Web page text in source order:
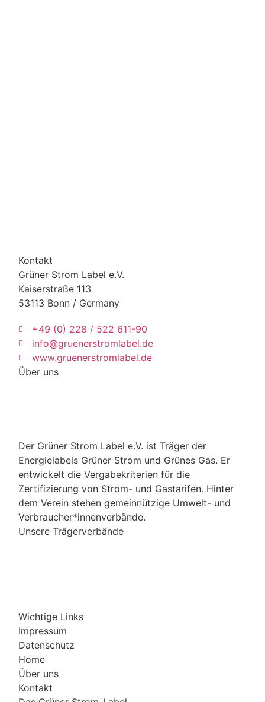
Kontakt
Grüner Strom Label e.V.
Kaiserstraße 113
53113 Bonn / Germany
+49 (0) 228 / 522 611-90
info@gruenerstromlabel.de
www.gruenerstromlabel.de
Über uns
Der Grüner Strom Label e.V. ist Träger der
Energielabels Grüner Strom und Grünes Gas. Er
entwickelt die Vergabekriterien für die
Zertifizierung von Strom- und Gastarifen. Hinter
dem Verein stehen gemeinnützige Umwelt- und
Verbraucher*innenverbände.
Unsere Trägerverbände
Wichtige Links
Impressum
Datenschutz
Home
Über uns
Kontakt